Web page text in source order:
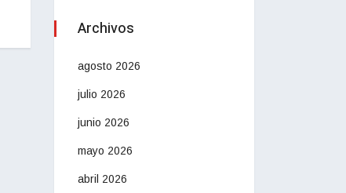
Archivos
agosto 2026
julio 2026
junio 2026
mayo 2026
abril 2026